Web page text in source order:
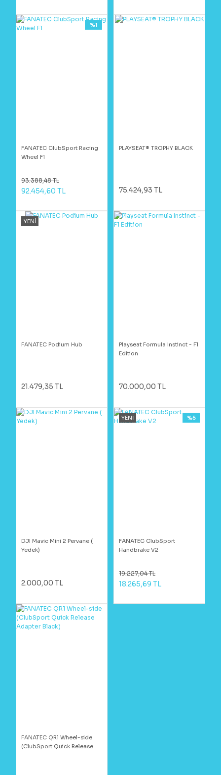
FANATEC ClubSport Racing
Wheel F1
%1
93.388,48 TL
92.454,60 TL
PLAYSEAT® TROPHY BLACK
75.424,93 TL
YENİ
FANATEC Podium Hub
21.479,35 TL
Playseat Formula Instinct - F1
Edition
70.000,00 TL
DJI Mavic Mini 2 Pervane (
Yedek)
2.000,00 TL
YENİ
FANATEC ClubSport
Handbrake V2
%5
19.227,04 TL
18.265,69 TL
FANATEC QR1 Wheel-side
(ClubSport Quick Release